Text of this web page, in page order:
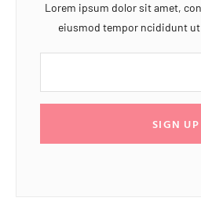
Lorem ipsum dolor sit amet,
eiusmod tempor ncididunt
SIGN UP